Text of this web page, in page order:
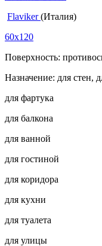
Flaviker(Италия)
60x120
Поверхность:
Назначение: для стен,
для фартука
для балкона
для ванной
для гостиной
для коридора
для кухни
для туалета
для улицы